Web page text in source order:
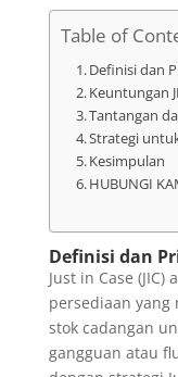
Table of
Definisi dan
Keuntungan
Tantangan
Strategi
Kesimpulan
HUBUNGI
Definisi dan
Just in Case
persediaan yang
stok cadangan
gangguan atau